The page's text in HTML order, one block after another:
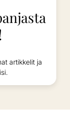
artikkelit ja